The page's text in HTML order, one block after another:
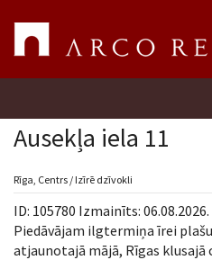
Meklēt īpašumu
Novērtēt īpašumu
Ausekļa iela 11
Rīga, Centrs / Izīrē dzīvokli
ID: 105780 Izmainīts: 06.08.2026.
Piedāvājam ilgtermiņa īrei
atjaunotajā mājā, Rīgas klusajā